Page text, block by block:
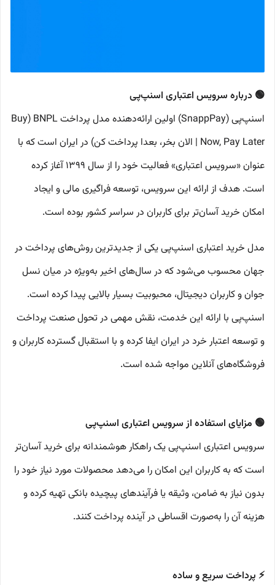
🟢 درباره سرویس اعتباری اسنپ‌پی
اسنپ‌پی (SnappPay) اولین ارائه‌دهنده مدل پرداخت BNPL (Buy
Now, Pay Later | الان بخر، بعدا پرداخت کن) در ایران است که با
عنوان «سرویس اعتباری» فعالیت خود را از سال 1399 آغاز کرده
است. هدف از ارائه این سرویس، توسعه فراگیری مالی و ایجاد
امکان خرید آسان‌تر برای کاربران در سراسر کشور بوده است.
مدل خرید اعتباری اسنپ‌پی یکی از جدیدترین روش‌های پرداخت در
جهان محسوب می‌شود که در سال‌های اخیر به‌ویژه در میان نسل
جوان و کاربران دیجیتال، محبوبیت بسیار بالایی پیدا کرده است.
اسنپ‌پی با ارائه این خدمت، نقش مهمی در تحول صنعت پرداخت
و توسعه اعتبار خرد در ایران ایفا کرده و با استقبال گسترده کاربران و
فروشگاه‌های آنلاین مواجه شده است.
🟢 مزایای استفاده از سرویس اعتباری اسنپ‌پی
سرویس اعتباری اسنپ‌پی یک راهکار هوشمندانه برای خرید آسان‌تر
است که به کاربران این امکان را می‌دهد محصولات مورد نیاز خود را
بدون نیاز به ضامن، وثیقه یا فرآیندهای پیچیده بانکی تهیه کرده و
هزینه آن را به‌صورت اقساطی در آینده پرداخت کنند.
⚡ پرداخت سریع و ساده